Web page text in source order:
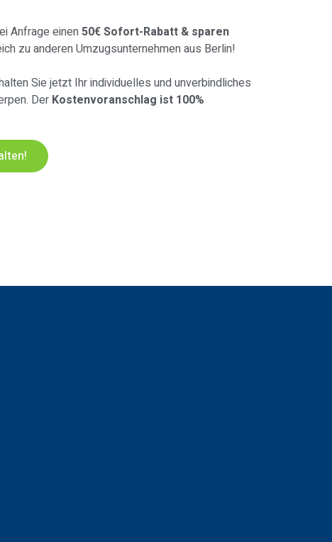
Anfrage einen50€ Sofort-Rabatt & sparen
zu anderen Umzugsunternehmen aus Berlin!
Sie jetzt Ihr individuelles und unverbindliches
Der Kostenvoranschlag ist 100%